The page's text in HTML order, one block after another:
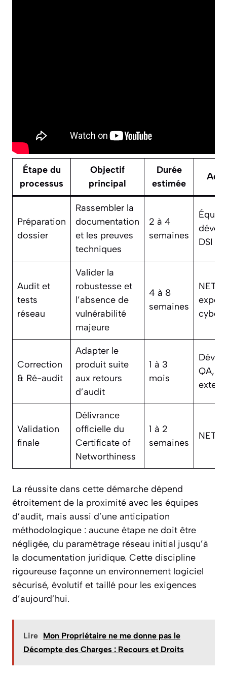
Étape du
processus
Objectif
principal
Durée
estimée
Préparation
dossier
Rassembler la
documentation
et les preuves
techniques
2 à 4
semaines
DSI
Audit et
tests
réseau
Valider la
robustesse et
l’absence de
vulnérabilité
majeure
4 à 8
semaines
Correction
& Ré-audit
Adapter le
produit suite
aux retours
d’audit
1 à 3
mois
QA,
Validation
finale
Délivrance
officielle du
Certificate of
Networthiness
1 à 2
semaines
La réussite dans cette démarche dépend
étroitement de la proximité avec les équipes
d’audit, mais aussi d’une anticipation
méthodologique : aucune étape ne doit être
négligée, du paramétrage réseau initial jusqu’à
la documentation juridique. Cette discipline
rigoureuse façonne un environnement logiciel
sécurisé, évolutif et taillé pour les exigences
d’aujourd’hui.
Lire Mon Propriétaire ne me donne pas le
Décompte des Charges : Recours et Droits